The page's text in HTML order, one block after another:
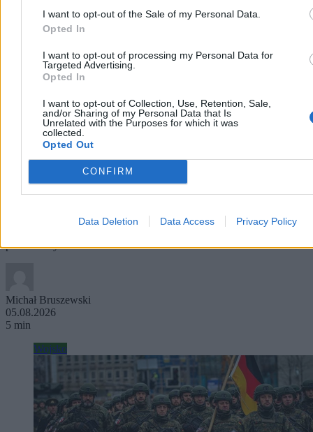
I want to opt-out of the Sale of my Personal Data.
Opted In
I want to opt-out of processing my Personal Data for
Targeted Advertising.
Opted In
I want to opt-out of Collection, Use, Retention, Sale,
and/or Sharing of my Personal Data that Is
Unrelated with the Purposes for which it was
collected.
Opted Out
CONFIRM
Data Deletion Data Access Privacy Policy
Alarmów lotniczych nie da się już bagatelizować.
Nie tylko Shahedy sieją spustoszenie
bagatelizowali zagrożenie się skończyły. Rosja stawia na pociski
przestało być możliwe.
Michał Bruszewski
05.08.2026
5 min
Wojsko